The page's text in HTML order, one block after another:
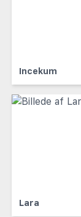
Incekum
Lara